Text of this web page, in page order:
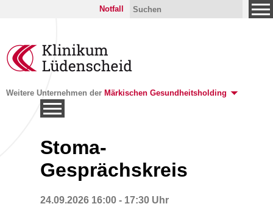
Notfall
Weitere Unternehmen der Märkischen Gesundheitsholding
Stoma-
Gesprächskreis
24.09.2026 16:00 - 17:30 Uhr